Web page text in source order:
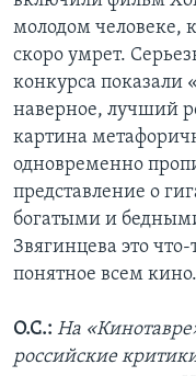
молодом человеке,
скоро умрет.
конкурса показали
наверное, лучший
картина
одновременно
представление о
богатыми и
Звягинцева это
понятное всем
О.С.: На
российские